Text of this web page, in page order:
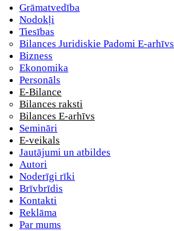
Grāmatvedība
Nodokļi
Tiesības
Bilances Juridiskie Padomi E-arhīvs
Bizness
Ekonomika
Personāls
E-Bilance
Bilances raksti
Bilances E-arhīvs
Semināri
E-veikals
Jautājumi un atbildes
Autori
Noderīgi rīki
Brīvbrīdis
Kontakti
Reklāma
Par mums